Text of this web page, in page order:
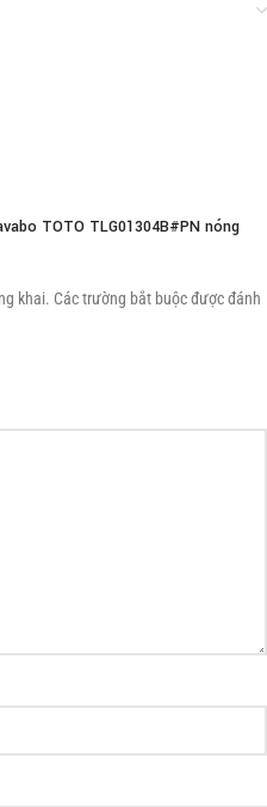
TOTO TLG01304B#PN nóng
khai. Các trường bắt buộc được đánh